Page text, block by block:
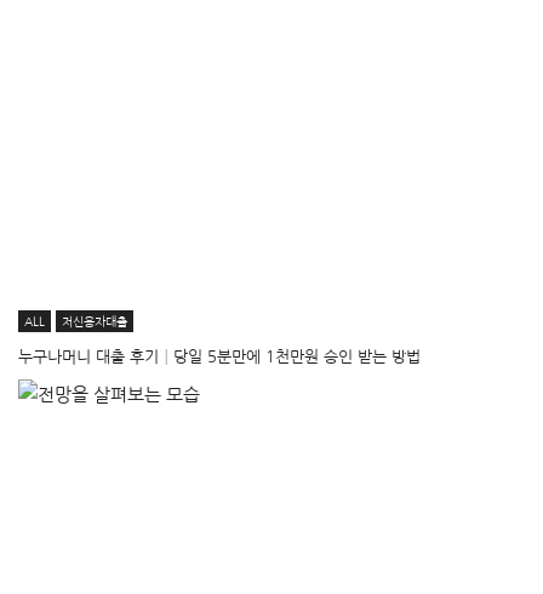
ALL 저신용자대출
누구나머니 대출 후기│당일 5분만에 1천만원 승인 받는 방법